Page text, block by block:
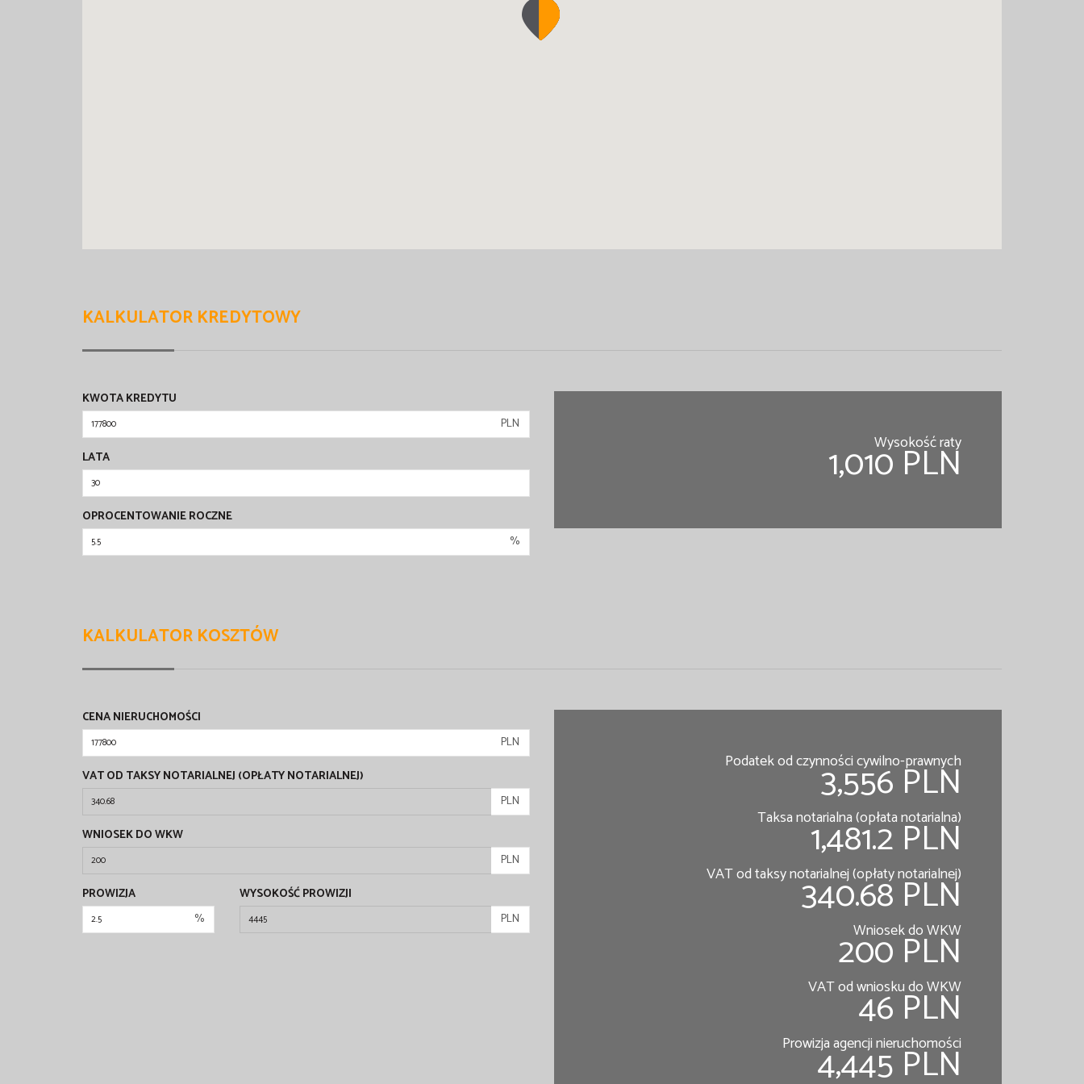
KALKULATOR KREDYTOWY
KWOTA KREDYTU
PLN
LATA
OPROCENTOWANIE ROCZNE
%
Wysokość raty
1,010 PLN
KALKULATOR KOSZTÓW
CENA NIERUCHOMOŚCI
PLN
VAT OD TAKSY NOTARIALNEJ (OPŁATY NOTARIALNEJ)
PLN
WNIOSEK DO WKW
PLN
PROWIZJA
%
WYSOKOŚĆ PROWIZJI
PLN
Podatek od czynności cywilno-prawnych
3,556 PLN
Taksa notarialna (opłata notarialna)
1,481.2 PLN
VAT od taksy notarialnej (opłaty notarialnej)
340.68 PLN
Wniosek do WKW
200 PLN
VAT od wniosku do WKW
46 PLN
Prowizja agencji nieruchomości
4,445 PLN